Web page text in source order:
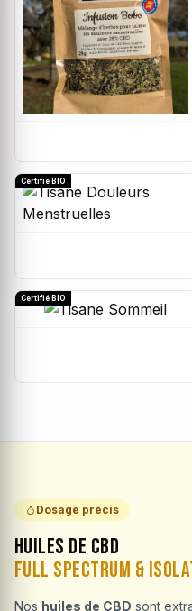
Certifié BIO
Certifié BIO
Dosage précis
Huiles de CBD
Full Spectrum &
Nos huiles de CBD sont